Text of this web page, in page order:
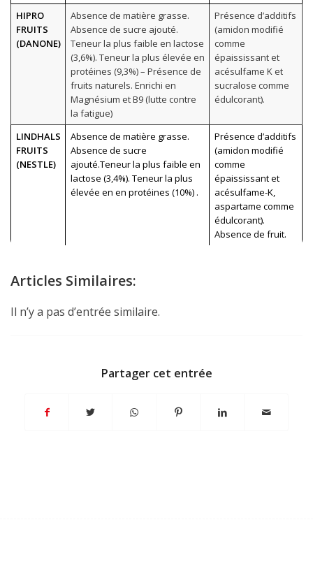
HIPRO
FRUITS
(DANONE)
Absence de matière grasse.
Absence de sucre ajouté.
Teneur la plus faible en lactose
(3,6%). Teneur la plus élevée en
protéines (9,3%) – Présence de
fruits naturels. Enrichi en
Magnésium et B9 (lutte contre
la fatigue)
Présence d’additifs
(amidon modifié
comme
épaississant et
acésulfame K et
sucralose comme
édulcorant).
LINDHALS
FRUITS
(NESTLE)
Absence de matière grasse.
Absence de sucre
ajouté.Teneur la plus faible en
lactose (3,4%). Teneur la plus
élevée en en protéines (10%) .
Présence d’additifs
(amidon modifié
comme
épaississant et
acésulfame-K,
aspartame comme
édulcorant).
Absence de fruit.
Articles Similaires:
Il n’y a pas d’entrée similaire.
Partager cet entrée